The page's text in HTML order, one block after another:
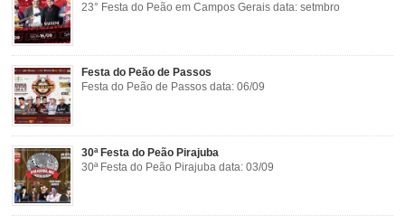
23° Festa do Peão em Campos Gerais data: setmbro
Festa do Peão de Passos
Festa do Peão de Passos data: 06/09
30ª Festa do Peão Pirajuba
30ª Festa do Peão Pirajuba data: 03/09